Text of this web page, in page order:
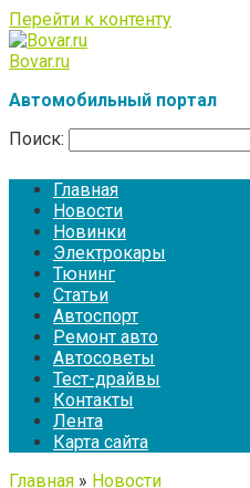
Перейти к контенту
Bovar.ru
Автомобильный портал
Поиск:
Главная
Новости
Новинки
Электрокары
Тюнинг
Статьи
Автоспорт
Ремонт авто
Автосоветы
Тест-драйвы
Контакты
Лента
Карта сайта
Главная » Новости